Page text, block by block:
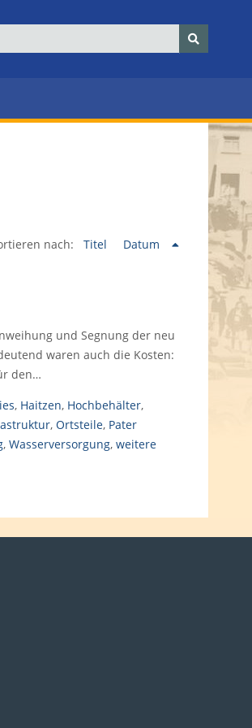
nach: Titel Datum
und Segnung der neu
waren auch die Kosten:
den…
, Haitzen, Hochbehälter,
, Ortsteile, Pater
, Wasserversorgung, weitere